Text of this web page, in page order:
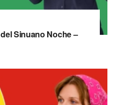
Sinuano Noche –